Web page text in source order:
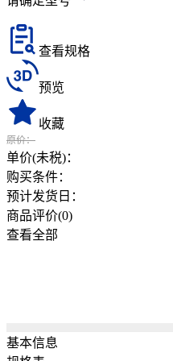
查看规格
预览
收藏
原价：
单价(未税)：
购买条件：
预计发货日：
商品评价(0)
查看全部
基本信息